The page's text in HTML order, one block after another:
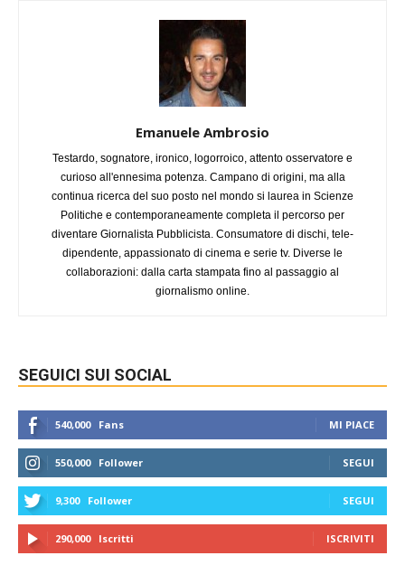
Emanuele Ambrosio
Testardo, sognatore, ironico, logorroico, attento osservatore e
curioso all'ennesima potenza. Campano di origini, ma alla
continua ricerca del suo posto nel mondo si laurea in Scienze
Politiche e contemporaneamente completa il percorso per
diventare Giornalista Pubblicista. Consumatore di dischi, tele-
dipendente, appassionato di cinema e serie tv. Diverse le
collaborazioni: dalla carta stampata fino al passaggio al
giornalismo online.
SEGUICI SUI SOCIAL
540,000 Fans MI PIACE
550,000 Follower SEGUI
9,300 Follower SEGUI
290,000 Iscritti ISCRIVITI